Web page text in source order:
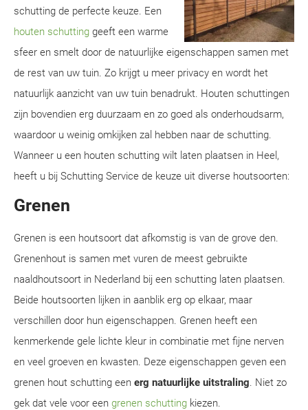
schutting de perfecte keuze. Een
houten schutting geeft een warme
sfeer en smelt door de natuurlijke eigenschappen samen met
de rest van uw tuin. Zo krijgt u meer privacy en wordt het
natuurlijk aanzicht van uw tuin benadrukt. Houten schuttingen
zijn bovendien erg duurzaam en zo goed als onderhoudsarm,
waardoor u weinig omkijken zal hebben naar de schutting.
Wanneer u een houten schutting wilt laten plaatsen in Heel,
heeft u bij Schutting Service de keuze uit diverse houtsoorten:
Grenen
Grenen is een houtsoort dat afkomstig is van de grove den.
Grenenhout is samen met vuren de meest gebruikte
naaldhoutsoort in Nederland bij een schutting laten plaatsen.
Beide houtsoorten lijken in aanblik erg op elkaar, maar
verschillen door hun eigenschappen. Grenen heeft een
kenmerkende gele lichte kleur in combinatie met fijne nerven
en veel groeven en kwasten. Deze eigenschappen geven een
grenen hout schutting een erg natuurlijke uitstraling. Niet zo
gek dat vele voor een grenen schutting kiezen.